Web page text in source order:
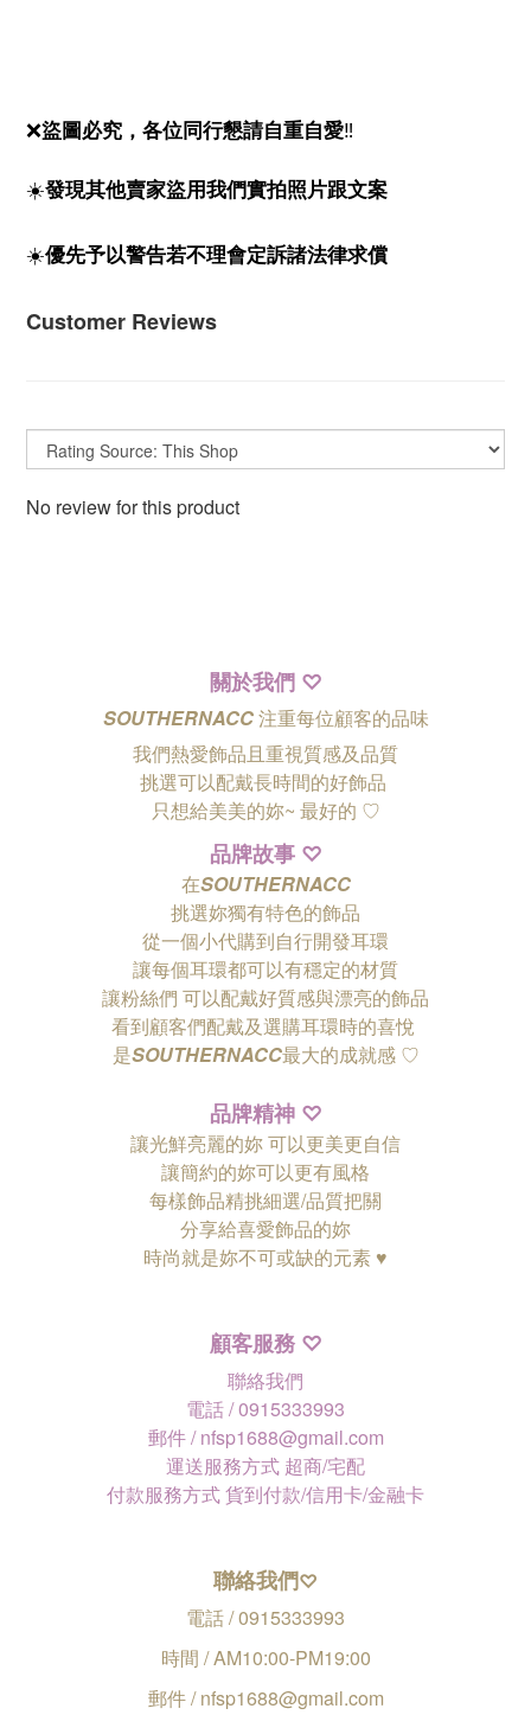
❌盜圖必究，各位同行懇請自重自愛‼️
☀️發現其他賣家盜用我們實拍照片跟文案
☀️優先予以警告若不理會定訴諸法律求償
Customer Reviews
No review for this product
關於我們 ♡
SOUTHERNACC注重每位顧客的品味
我們熱愛飾品且重視質感及品質
挑選可以配戴長時間的好飾品
只想給美美的妳~ 最好的 ♡
品牌故事 ♡
在SOUTHERNACC
挑選妳獨有特色的飾品
從一個小代購到自行開發耳環
讓每個耳環都可以有穩定的材質
讓粉絲們 可以配戴好質感與漂亮的飾品
看到顧客們配戴及選購耳環時的喜悅
是SOUTHERNACC最大的成就感 ♡
品牌精神 ♡
讓光鮮亮麗的妳 可以更美更自信
讓簡約的妳可以更有風格
每樣飾品精挑細選/品質把關
分享給喜愛飾品的妳
時尚就是妳不可或缺的元素 ♥
顧客服務 ♡
聯絡我們
電話 / 0915333993
郵件 / nfsp1688@gmail.com
運送服務方式 超商/宅配
付款服務方式 貨到付款/信用卡/金融卡
聯絡我們♡
電話 / 0915333993
時間 / AM10:00-PM19:00
郵件 / nfsp1688@gmail.com